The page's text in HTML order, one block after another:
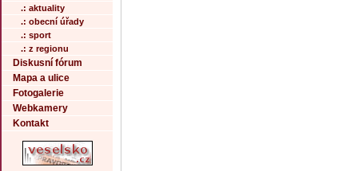
.: aktuality
.: obecní úřady
.: sport
.: z regionu
Diskusní fórum
Mapa a ulice
Fotogalerie
Webkamery
Kontakt